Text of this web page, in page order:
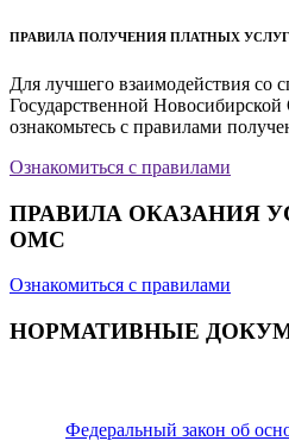
ПРАВИЛА ПОЛУЧЕНИЯ ПЛАТНЫХ УСЛУГ
Для лучшего взаимодействия со
Государственной
ознакомьтесь с правилами
Ознакомиться с правилами
ПРАВИЛА ОКАЗАНИЯ
ОМС
Ознакомиться с правилами
НОРМАТИВНЫЕ
Федеральный закон об